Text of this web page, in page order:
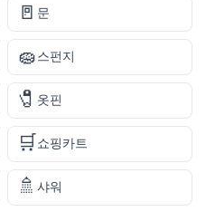
🚪 문
🧽스펀지
🧷 옷핀
🛒 쇼핑카트
🚿 샤워